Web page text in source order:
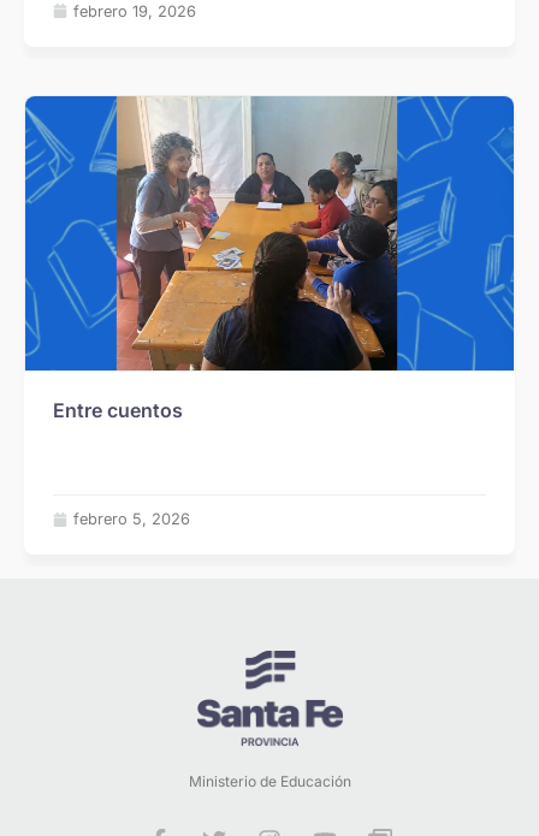
febrero 19, 2026
Entre cuentos
febrero 5, 2026
Ministerio de Educación